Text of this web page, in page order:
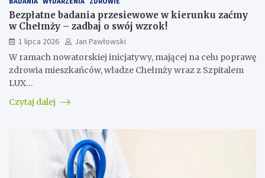
Bezpłatne badania przesiewowe w kierunku zaćmy
w Chełmży – zadbaj o swój wzrok!
1 lipca 2026
Jan Pawłowski
W ramach nowatorskiej inicjatywy, mającej na celu poprawę
zdrowia mieszkańców, władze Chełmży wraz z Szpitalem
LUX…
Czytaj dalej